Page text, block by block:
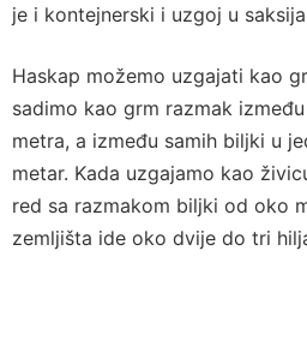
je i kontejnerski i uzgoj u
Haskap možemo uzgajati kao
sadimo kao grm razmak
metra, a između samih biljki u
metar. Kada uzgajamo kao
red sa razmakom biljki od oko
zemljišta ide oko dvije do tri